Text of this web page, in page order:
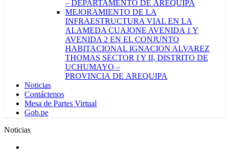
– DEPARTAMENTO DE AREQUIPA
MEJORAMIENTO DE LA
INFRAESTRUCTURA VIAL EN LA
ALAMEDA CUAJONE AVENIDA 1 Y
AVENIDA 2 EN EL CONJUNTO
HABITACIONAL IGNACION ALVAREZ
THOMAS SECTOR I Y II, DISTRITO DE
UCHUMAYO –
PROVINCIA DE AREQUIPA
Noticias
Contáctenos
Mesa de Partes Virtual
Gob.pe
Noticias